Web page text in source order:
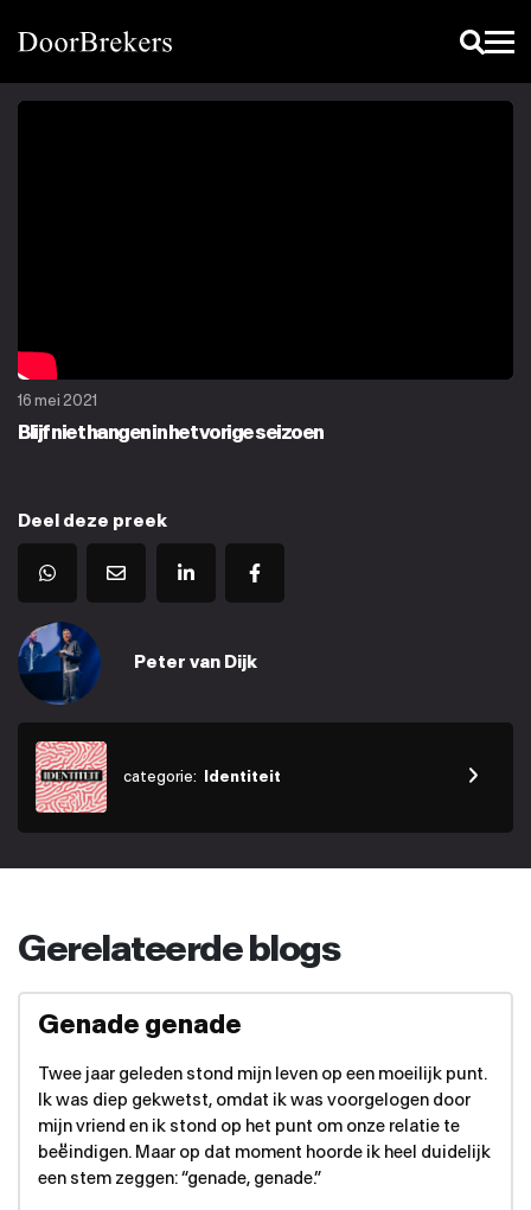
16 mei 2021
Blijf niet hangen in het vorige seizoen
Deel deze preek
Peter van Dijk
categorie: Identiteit
Gerelateerde blogs
Genade genade
Twee jaar geleden stond mijn leven op een moeilijk punt.
Ik was diep gekwetst, omdat ik was voorgelogen door
mijn vriend en ik stond op het punt om onze relatie te
beëindigen. Maar op dat moment hoorde ik heel duidelijk
een stem zeggen: “genade, genade.”